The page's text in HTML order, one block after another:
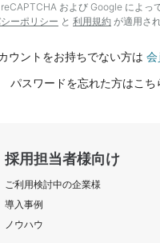
および Google によっ
ーポリシー と 利用規約 が適用さ
ウントをお持ちでない方は 会
パスワードを忘れた方はこち
採用担当者様向け
ご利用検討中の企業様
導入事例
ノウハウ